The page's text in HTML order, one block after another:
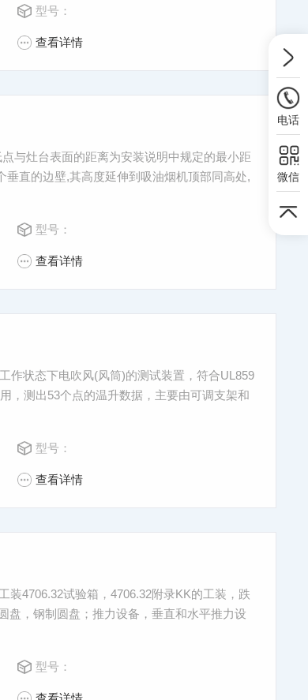
型号：
查看详情
与灶台表面的距离为安装说明中规定的最小距
直的边壁,其高度延伸到吸油烟机顶部同高处,
型号：
查看详情
作状态下电吹风(风筒)的测试装置，符合UL859
，测出53个点的温升数据，主要由可调支架和
型号：
查看详情
装4706.32试验箱，4706.32附录KK的工装，跌
盘，钢制圆盘；推力设备，垂直和水平推力设
型号：
电话
微信